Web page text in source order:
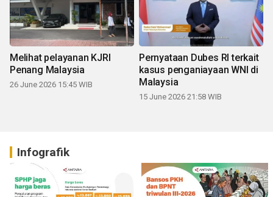
Melihat pelayanan KJRI
Penang Malaysia
26 June 2026 15:45 WIB
Pernyataan Dubes RI terkait
kasus penganiayaan WNI di
Malaysia
15 June 2026 21:58 WIB
Infografik